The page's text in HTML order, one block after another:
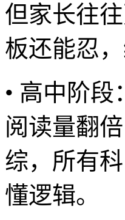
但家长往
板还能忍，
• 高中阶
阅读量翻
综，所有
懂逻辑。